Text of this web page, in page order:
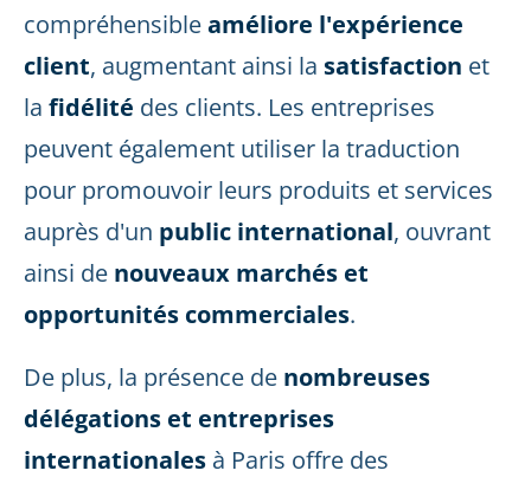
compréhensibleaméliore l'expérience
client, augmentant ainsi la satisfaction et
la fidélité des clients. Les entreprises
peuvent également utiliser la traduction
pour promouvoir leurs produits et services
auprès d'un public international, ouvrant
ainsi de nouveaux marchés et
opportunités commerciales.
De plus, la présence de nombreuses
délégations et entreprises
internationales à Paris offre des